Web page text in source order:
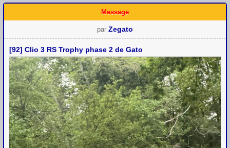
Message
par Zegato
[92] Clio 3 RS Trophy phase 2 de Gato